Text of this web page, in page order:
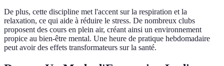
De plus, cette discipline met l'accent sur la respiration et la
relaxation, ce qui aide à réduire le stress. De nombreux clubs
proposent des cours en plein air, créant ainsi un environnement
propice au bien-être mental. Une heure de pratique hebdomadaire
peut avoir des effets transformateurs sur la santé.